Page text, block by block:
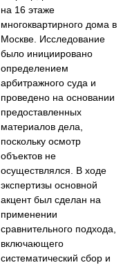
на 16 этаже
многоквартирного дома в
Москве. Исследование
было инициировано
определением
арбитражного суда и
проведено на основании
предоставленных
материалов дела,
поскольку осмотр
объектов не
осуществлялся. В ходе
экспертизы основной
акцент был сделан на
применении
сравнительного подхода,
включающего
систематический сбор и